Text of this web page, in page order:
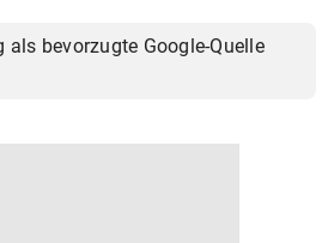
als bevorzugte Google-Quelle